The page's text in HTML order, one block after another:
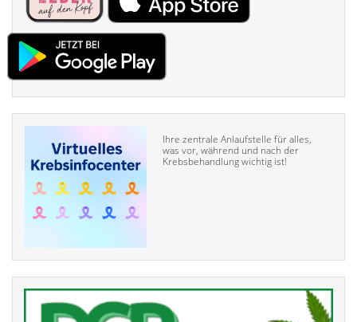
Ihre zentrale Anlaufstelle für alles,
was vor, während und nach der
Krebsbehandlung wichtig ist!